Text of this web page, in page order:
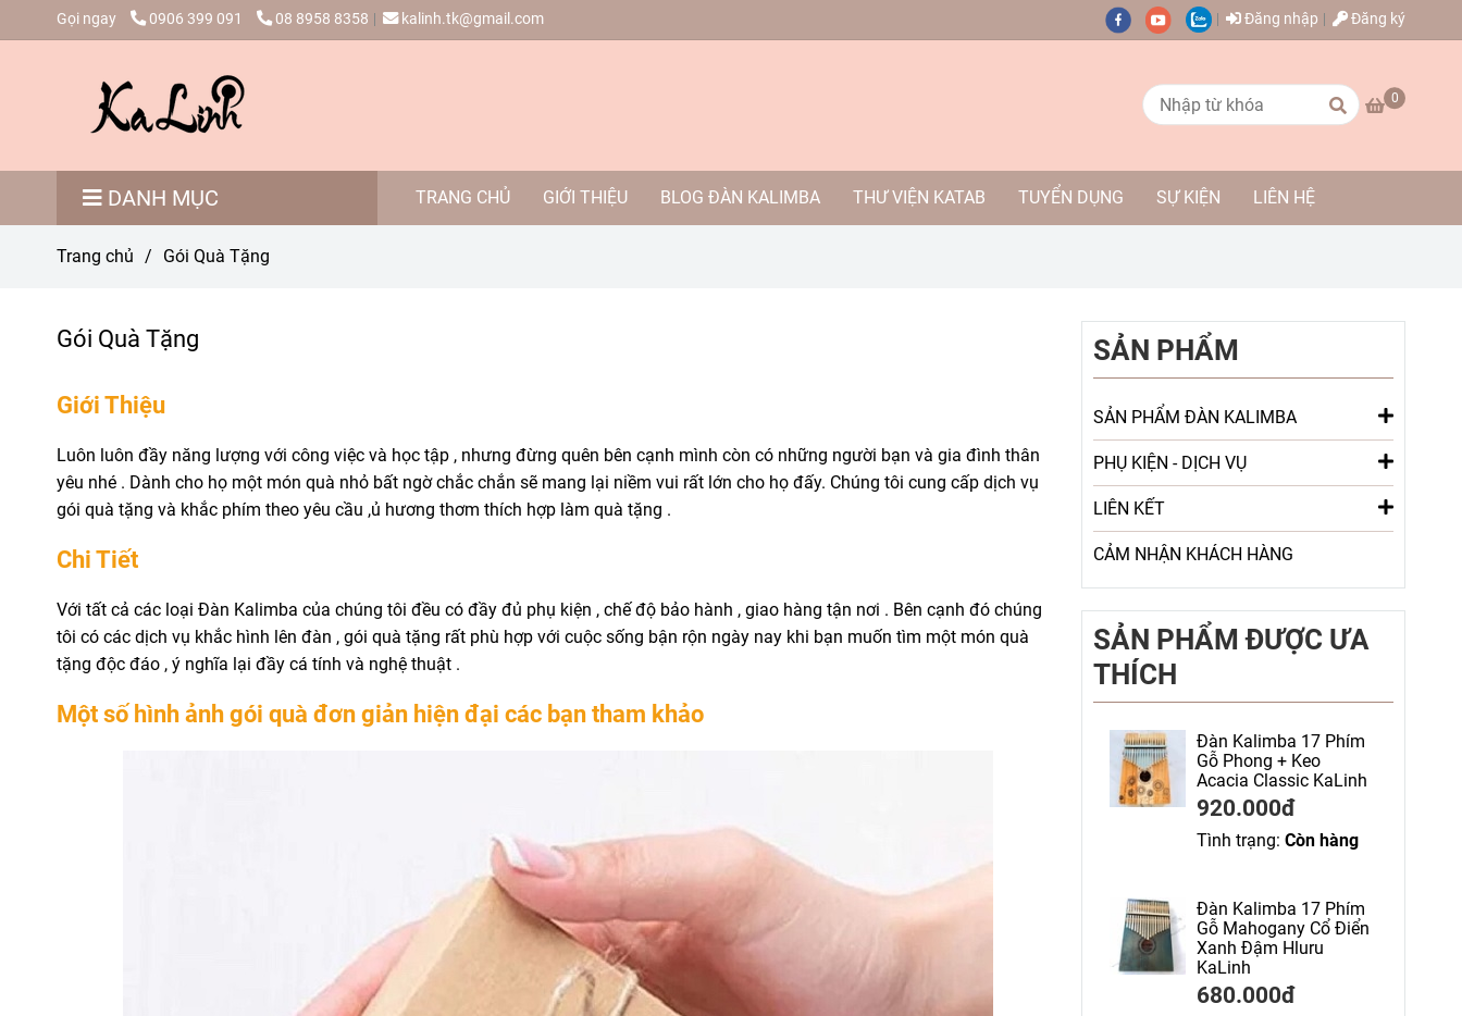
Gọi ngay 0906 399 091 08 8958 8358 kalinh.tk@gmail.com Đăng nhập Đăng ký
0
DANH MỤC TRANG CHỦ GIỚI THIỆU BLOG ĐÀN KALIMBA THƯ VIỆN KATAB TUYỂN DỤNG SỰ KIỆN LIÊN HỆ
Trang chủ / Gói Quà Tặng
Gói Quà Tặng
Giới Thiệu
Luôn luôn đầy năng lượng với công việc và học tập , nhưng đừng quên bên cạnh mình còn có những người bạn và gia đình thân
yêu nhé . Dành cho họ một món quà nhỏ bất ngờ chắc chắn sẽ mang lại niềm vui rất lớn cho họ đấy. Chúng tôi cung cấp dịch vụ
gói quà tặng và khắc phím theo yêu cầu ,ủ hương thơm thích hợp làm quà tặng .
Chi Tiết
Với tất cả các loại Đàn Kalimba của chúng tôi đều có đầy đủ phụ kiện , chế độ bảo hành , giao hàng tận nơi . Bên cạnh đó chúng
tôi có các dịch vụ khắc hình lên đàn , gói quà tặng rất phù hợp với cuộc sống bận rộn ngày nay khi bạn muốn tìm một món quà
tặng độc đáo , ý nghĩa lại đầy cá tính và nghệ thuật .
Một số hình ảnh gói quà đơn giản hiện đại các bạn tham khảo
SẢN PHẨM
SẢN PHẨM ĐÀN KALIMBA
PHỤ KIỆN - DỊCH VỤ
LIÊN KẾT
CẢM NHẬN KHÁCH HÀNG
SẢN PHẨM ĐƯỢC ƯA
THÍCH
Đàn Kalimba 17 Phím
Gỗ Phong + Keo
Acacia Classic KaLinh
920.000đ
Tình trạng:Còn hàng
Đàn Kalimba 17 Phím
Gỗ Mahogany Cổ Điển
Xanh Đậm Hluru
KaLinh
680.000đ